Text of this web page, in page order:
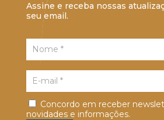
Assine e receba nossas
seu email.
Concordo em receber
novidades e informações.